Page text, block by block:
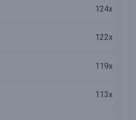
124x
122x
119x
113x